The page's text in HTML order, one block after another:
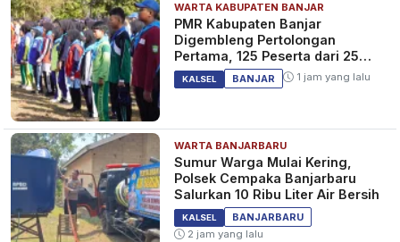
Ambisi Beckham Putra untuk
Persib Bandung Usai Raih
Medali Emas SEA Games 2023
Kamboja
SPORT 3 tahun yang lalu
WOW! Timnas U-22 Indonesia
Dapat Hadiah Jaring Gawang
dari Kamboja, Terinspirasi
Tradisi Piala Dunia
SPORT 3 tahun yang lalu
WARTA KABUPATEN BANJAR
PMR Kabupaten Banjar
Digembleng Pertolongan
Pertama, 125 Peserta dari 25
Sekolah
KALSEL BANJAR 1 jam yang lalu
WARTA BANJARBARU
Sumur Warga Mulai Kering,
Polsek Cempaka Banjarbaru
Salurkan 10 Ribu Liter Air Bersih
KALSEL
BANJARBARU
2 jam yang lalu